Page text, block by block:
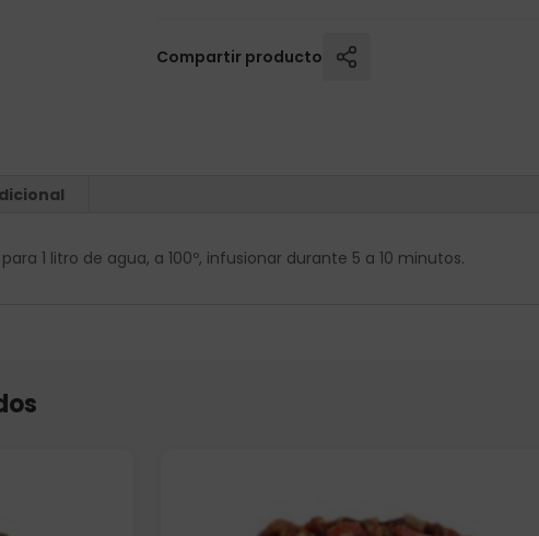
Compartir producto
1 litro de agua, a 100º, infusionar durante 5 a 10 minutos.